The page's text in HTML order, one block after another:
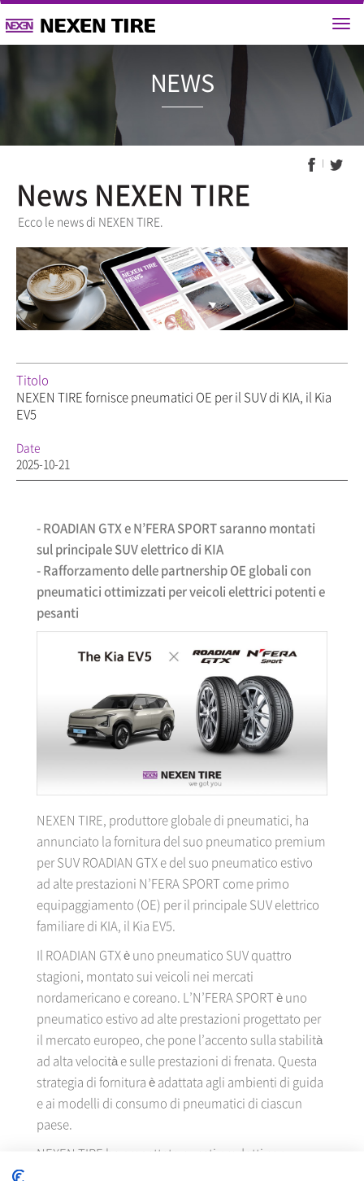
NEWS
News NEXEN TIRE
Ecco le news di NEXEN TIRE.
Titolo
NEXEN TIRE fornisce pneumatici OE per il SUV di KIA, il Kia
EV5
Date
2025-10-21
- ROADIAN GTX e N’FERA SPORT saranno montati
sul principale SUV elettrico di KIA
- Rafforzamento delle partnership OE globali con
pneumatici ottimizzati per veicoli elettrici potenti e
pesanti
NEXEN TIRE, produttore globale di pneumatici, ha
annunciato la fornitura del suo pneumatico premium
per SUV ROADIAN GTX e del suo pneumatico estivo
ad alte prestazioni N’FERA SPORT come primo
equipaggiamento (OE) per il principale SUV elettrico
familiare di KIA, il Kia EV5.
Il ROADIAN GTX è uno pneumatico SUV quattro
stagioni, montato sui veicoli nei mercati
nordamericano e coreano. L’N’FERA SPORT è uno
pneumatico estivo ad alte prestazioni progettato per
il mercato europeo, che pone l’accento sulla stabilità
ad alta velocità e sulle prestazioni di frenata. Questa
strategia di fornitura è adattata agli ambienti di guida
e ai modelli di consumo di pneumatici di ciascun
paese.
NEXEN TIRE ha progettato questi prodotti con